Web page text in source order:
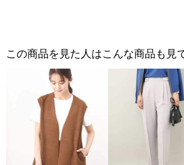
この商品を見た人はこんな商品も見